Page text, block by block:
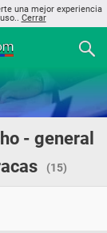
una mejor experiencia
Cerrar
- general
(15)